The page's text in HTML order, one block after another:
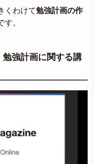
くわけて勉強計画の作
す。
強計画に関する講